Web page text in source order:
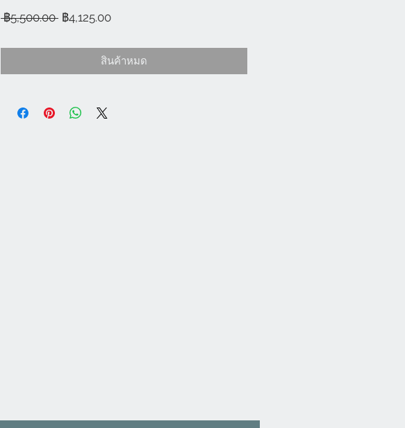
฿5,500.00 ราคา
฿4,125.00ราคา
ลด
สินค้าหมด